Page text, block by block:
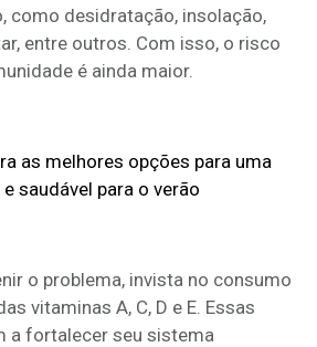
como desidratação, insolação,
entre outros. Com isso, o risco
é ainda maior.
as melhores opções para uma
saudável para o verão
o problema, invista no consumo
vitaminas A, C, D e E. Essas
a fortalecer seu sistema